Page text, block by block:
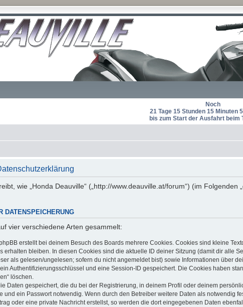
Noch
21 Tage 15 Stunden 15 Minuten
bis zum Start der Ausfahrt beim
wie „Honda Deauville“ („http://www.deauville.at/forum“) (im
DATENSPEICHERUNG
vier verschiedene Arten gesammelt:
erstellt bei deinem Besuch des Boards mehrere Cookies. Cookies sind kleine
erhalten bleiben. In diesen Cookies sind die aktuelle ID deiner Sitzung (damit dir alle
als gelesen/ungelesen; sofern du nicht angemeldet bist) sowie Informationen über
Authentifizierungsschlüssel und eine Session-ID gespeichert. Die Cookies haben
löschen.
Daten gespeichert, die du bei der Registrierung, in deinem Profil oder deinem
und ein Passwort notwendig. Wenn durch den Betreiber weitere Daten als notwendig
oder eine private Nachricht erstellst, so werden die dort eingegebenen Daten